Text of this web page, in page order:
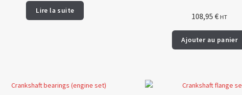
Lire la suite
108,95€ HT
Ajouter au panier